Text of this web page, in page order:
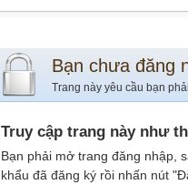
Bạn chưa đăng
Trang này yêu cầu bạn
Truy cập trang này như
Bạn phải mở trang đăng nhập,
khẩu đã đăng ký rồi nhấn nút